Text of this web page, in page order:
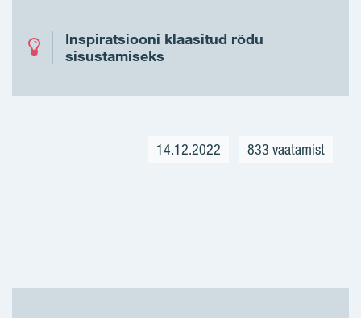
Inspiratsiooni klaasitud rõdu
sisustamiseks
14.12.2022 833 vaatamist